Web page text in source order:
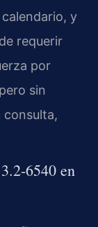
y
requerir
por
sin
consulta,
6540 en